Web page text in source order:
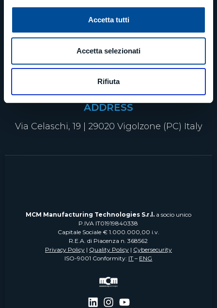
Accetta tutti
Accetta selezionati
Rifiuta
+39 0523 879811
EMAIL
ADDRESS
Via Celaschi, 19 | 29020 Vigolzone (PC) Italy
MCM Manufacturing Technologies S.r.l. a socio unico
P.IVA IT01919840338
Capitale Sociale € 1.000.000,00 i.v.
R.E.A. di Piacenza n. 368562
Privacy Policy | Quality Policy| Cybersecurity
ISO-9001 Conformity: IT – ENG